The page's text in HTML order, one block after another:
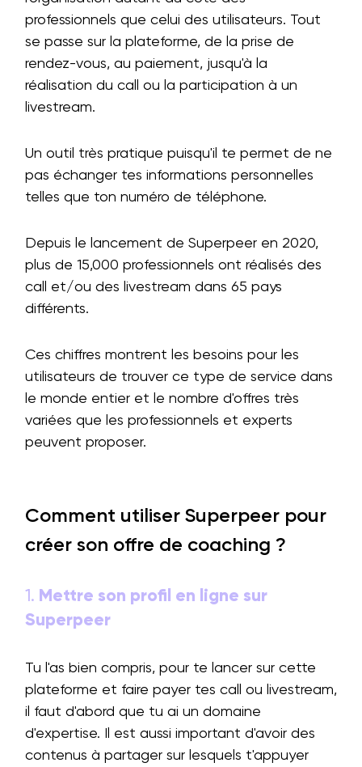
professionnels que celui des utilisateurs. Tout
se passe sur la plateforme, de la prise de
rendez-vous, au paiement, jusqu'à la
réalisation du call ou la participation à un
livestream.
Un outil très pratique puisqu'il te permet de ne
pas échanger tes informations personnelles
telles que ton numéro de téléphone.
Depuis le lancement de Superpeer en 2020,
plus de 15,000 professionnels ont réalisés des
call et/ou des livestream dans 65 pays
différents.
Ces chiffres montrent les besoins pour les
utilisateurs de trouver ce type de service dans
le monde entier et le nombre d'offres très
variées que les professionnels et experts
peuvent proposer.
Comment utiliser Superpeer pour
créer son offre de coaching ?
1. Mettre son profil en ligne sur
Superpeer
Tu l'as bien compris, pour te lancer sur cette
plateforme et faire payer tes call ou livestream,
il faut d'abord que tu ai un domaine
d'expertise. Il est aussi important d'avoir des
contenus à partager sur lesquels t'appuyer